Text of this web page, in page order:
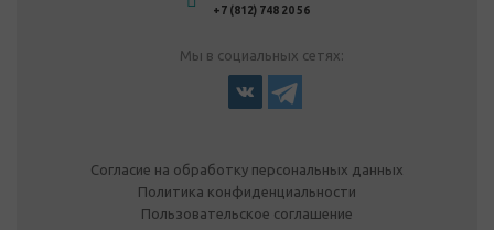
+7 (812) 748 20 56
Мы в социальных сетях:
Согласие на обработку персональных данных
Политика конфиденциальности
Пользовательское соглашение